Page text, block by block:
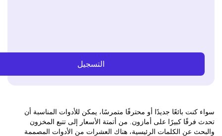
التسجيل
بائعًا جديدًا أو محترفًا متمرسًا، يمكن للأدوات المناسبة أن
كبيرًا على أمازون. من أتمتة الأسعار إلى تتبع المخزون
عن الكلمات الرئيسية، هناك العشرات من الأدوات المصممة